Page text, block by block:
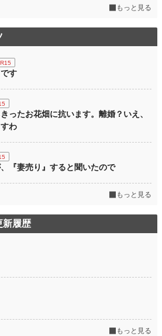
もっと見る
R15
す
ったお花畑に抗います。離婚？いえ、
わ
『妻売り』すると聞いたので
もっと見る
新履歴
もっと見る